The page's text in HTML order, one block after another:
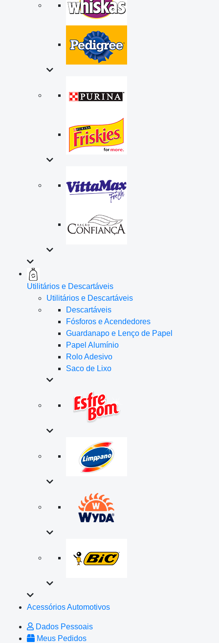
Utilitários e Descartáveis
Utilitários e Descartáveis
Descartáveis
Fósforos e Acendedores
Guardanapo e Lenço de Papel
Papel Alumínio
Rolo Adesivo
Saco de Lixo
Acessórios Automotivos
Dados Pessoais
Meus Pedidos